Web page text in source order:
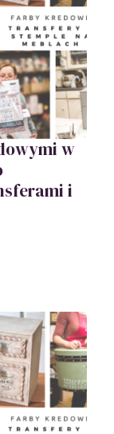
w
i